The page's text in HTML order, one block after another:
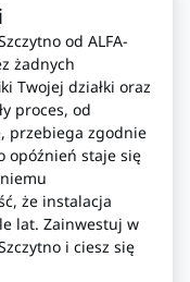
od ALFA-
żadnych
Twojej działki oraz
proces, od
przebiega zgodnie
opóźnień staje się
że instalacja
lat. Zainwestuj w
i ciesz się